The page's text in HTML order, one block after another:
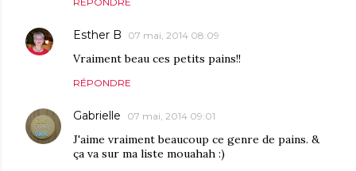
Esther B 07 mai, 2014 08:09
Vraiment beau ces petits pains!!
RÉPONDRE
Gabrielle 07 mai, 2014 09:01
J'aime vraiment beaucoup ce genre de pains. &
ça va sur ma liste mouahah :)